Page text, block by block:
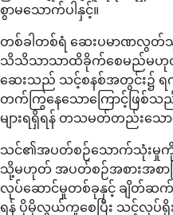
စွာမသောက်ပါနှင့်။
တစ်ခါတစ်ရံ ဆေးပမာဏလွတ်သွ
သိသိသာသာထိခိုက်စေမည်မဟုတ်
ဆေးသည် သင့်စနစ်အတွင်း၌ ရက်
တက်ကြွနေသောကြောင့်ဖြစ်
များရရှိရန် တသမတ်တည်းသော
သင်၏အပတ်စဉ်သောက်သုံးမှုကို တ
သို့မဟုတ် အပတ်စဉ်အစားအစာပ
လုပ်ဆောင်မှုတစ်ခုနှင့် ချိတ်ဆက်
ရန် ပိုမိုလွယ်ကူစေပြီး သင့်လု